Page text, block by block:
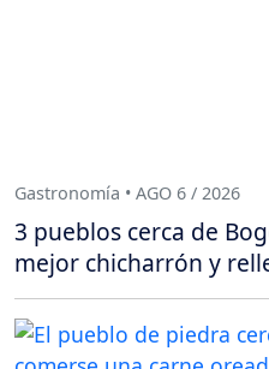
Gastronomía • AGO 6 / 2026
3 pueblos cerca de
mejor chicharrón y